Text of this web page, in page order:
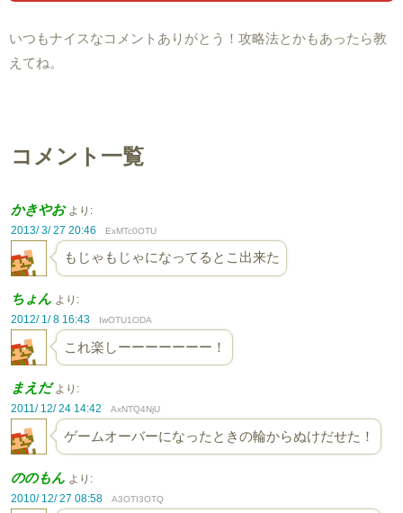
いつもナイスなコメントありがとう！攻略法とかもあったら教
えてね。
コメント一覧
かきやお より:
2013/ 3/ 27 20:46
ExMTc0OTU
もじゃもじゃになってるとこ出来た
ちょん より:
2012/ 1/ 8 16:43
IwOTU1ODA
これ楽しーーーーーーー！
まえだ より:
2011/ 12/ 24 14:42
AxNTQ4NjU
ゲームオーバーになったときの輪からぬけだせた！
ののもん より:
2010/ 12/ 27 08:58
A3OTI3OTQ